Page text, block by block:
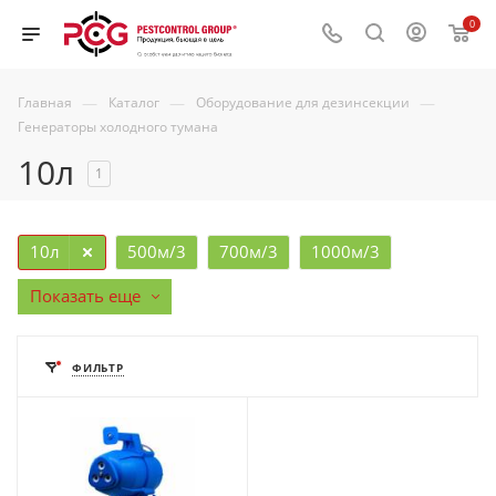
0
Главная — Каталог — Оборудование для дезинсекции —
Генераторы холодного тумана
10л 1
500м/3 700м/3 1000м/3
10л
Показать еще
ФИЛЬТР